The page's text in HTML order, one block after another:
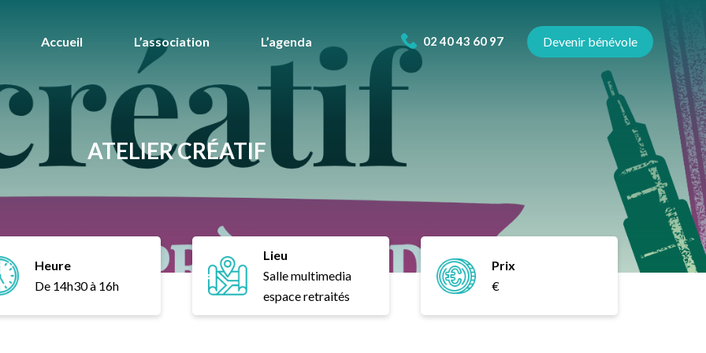
Accueil L’association L’agenda 02 40 43 60 97 Devenir bénévole
ATELIER CRÉATIF
Heure
De 14h30 à 16h
Lieu
Salle multimedia
espace retraités
Prix
€